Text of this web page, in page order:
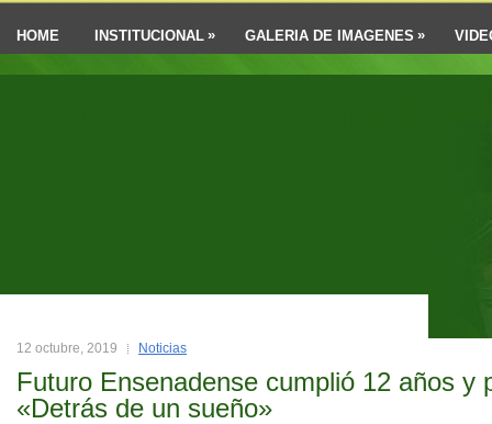
HOME INSTITUCIONAL » GALERIA DE IMAGENES »
12 octubre, 2019 Noticias
Futuro Ensenadense cumplió 12 años y
«Detrás de un sueño»